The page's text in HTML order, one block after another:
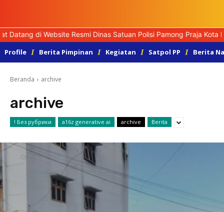
di Website Resmi Dinas Satuan Polisi Pamong Praja Kota
Profile Berita Pimpinan Kegiatan Satpol PP Berita
Beranda archive
archive
! Без рубрики a16z generative ai archive Berita